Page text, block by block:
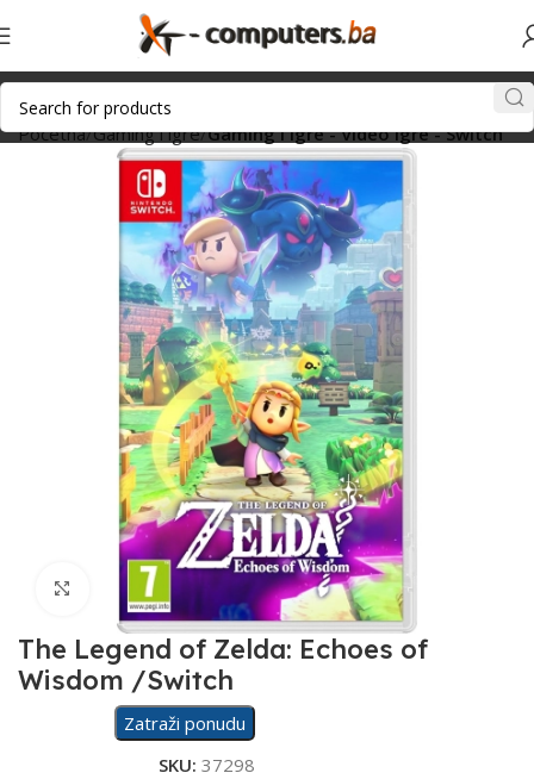
Početna Gaming i igre Gaming i igre - Video igre - Switch
Click to enlarge
The Legend of Zelda: Echoes of
Wisdom /Switch
Zatraži ponudu
SKU: 37298